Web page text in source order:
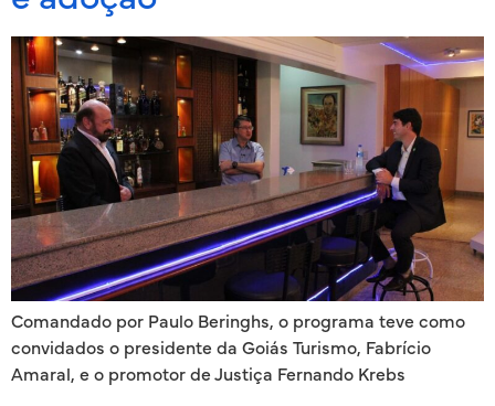
Comandado por Paulo Beringhs, o programa teve como
convidados o presidente da Goiás Turismo, Fabrício
Amaral, e o promotor de Justiça Fernando Krebs